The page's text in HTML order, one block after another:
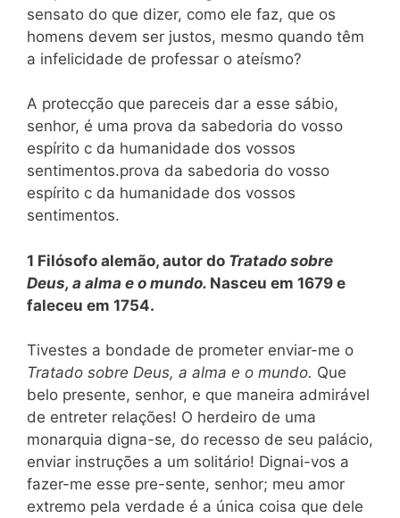
sensato do que dizer, como ele faz, que os
homens devem ser justos, mesmo quando têm
a infelicidade de professar o ateísmo?
A protecção que pareceis dar a esse sábio,
senhor, é uma prova da sabedoria do vosso
espírito c da humanidade dos vossos
sentimentos.prova da sabedoria do vosso
espírito c da humanidade dos vossos
sentimentos.
1 Filósofo alemão, autor do Tratado sobre
Deus, a alma e o mundo. Nasceu em 1679 e
faleceu em 1754.
Tivestes a bondade de prometer enviar-me o
Tratado sobre Deus, a alma e o mundo. Que
belo presente, senhor, e que maneira admirável
de entreter relações! O herdeiro de uma
monarquia digna-se, do recesso de seu palácio,
enviar instruções a um solitário! Dignai-vos a
fazer-me esse pre-sente, senhor; meu amor
extremo pela verdade é a única coisa que dele